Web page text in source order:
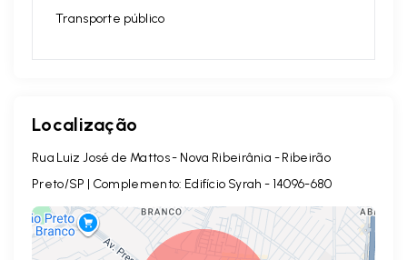
Transporte público
Localização
Rua Luiz José de Mattos - Nova Ribeirânia - Ribeirão
Preto/SP | Complemento: Edifício Syrah - 14096-680